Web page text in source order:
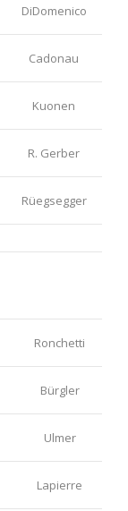
DiDomenico
Cadonau
Kuonen
R. Gerber
Rüegsegger
Ronchetti
Bürgler
Ulmer
Lapierre